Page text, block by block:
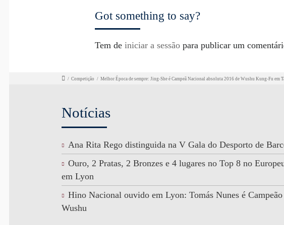
Got something to say?
Tem de iniciar a sessãopara publicar um
/ Competição / Melhor Época de sempre: Jing-She é Campeã Nacional absoluta 2016 de Wushu Kung-Fu em
Notícias
Ana Rita Rego distinguida na V Gala do Desporto de
Ouro, 2 Pratas, 2 Bronzes e 4 lugares no Top 8 no
em Lyon
Hino Nacional ouvido em Lyon: Tomás Nunes é
Wushu